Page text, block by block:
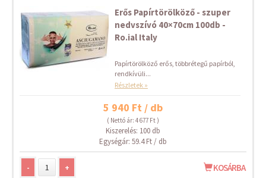
Erős Papírtörölköző - szuper
nedvszívó 40×70cm 100db -
Ro.ial Italy
Papírtörölköző erős, többrétegű papírból,
rendkívüli...
Részletek »
5 940 Ft / db
( Nettó ár: 4 677 Ft )
Kiszerelés: 100 db
Egységár: 59.4 Ft / db
- + KOSÁRBA